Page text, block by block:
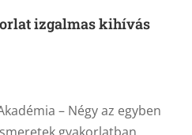
izgalmas kihívás
– Négy az egyben